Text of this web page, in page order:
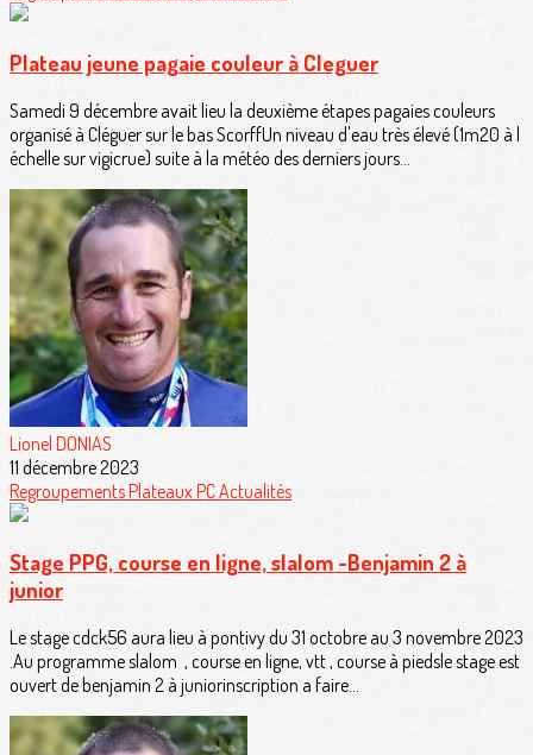
Plateau jeune pagaie couleur à Cleguer
Samedi 9 décembre avait lieu la deuxième étapes pagaies couleurs
organisé à Cléguer sur le bas ScorffUn niveau d'eau très élevé (1m20 à l
échelle sur vigicrue) suite à la météo des derniers jours...
Lionel DONIAS
11 décembre 2023
RegroupementsPlateaux PCActualités
Stage PPG, course en ligne, slalom -Benjamin 2 à
junior
Le stage cdck56 aura lieu à pontivy du 31 octobre au 3 novembre 2023
.Au programme slalom , course en ligne, vtt , course à piedsle stage est
ouvert de benjamin 2 à juniorinscription a faire...